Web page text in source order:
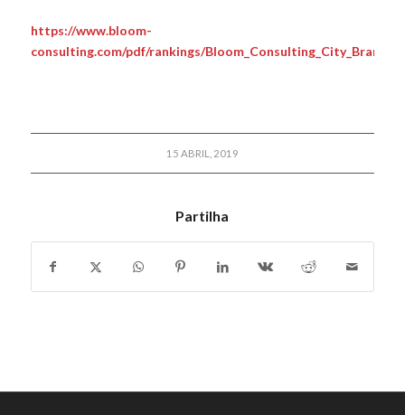
https://www.bloom-
consulting.com/pdf/rankings/
15 ABRIL, 2019
Partilha